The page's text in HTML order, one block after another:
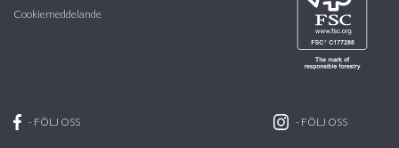
Cookiemeddelande
- FÖLJ OSS - FÖLJ OSS